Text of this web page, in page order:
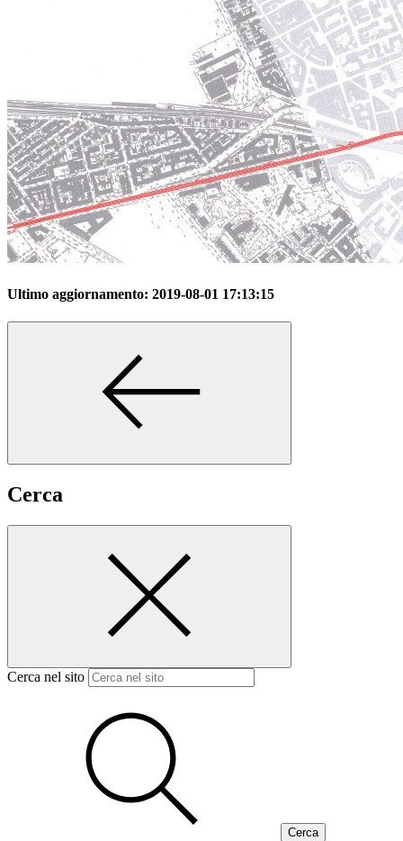
Ultimo aggiornamento: 2019-08-01 17:13:15
Cerca
Cerca nel sito